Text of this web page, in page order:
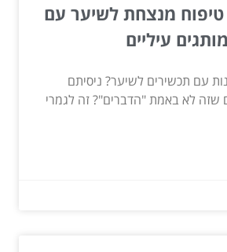
טיפוח מנצחת לשיער עם
עיליים
עם תכשירים לשיער? ניסיתם
שזה לא באמת "הדברים"? זה לגמרי